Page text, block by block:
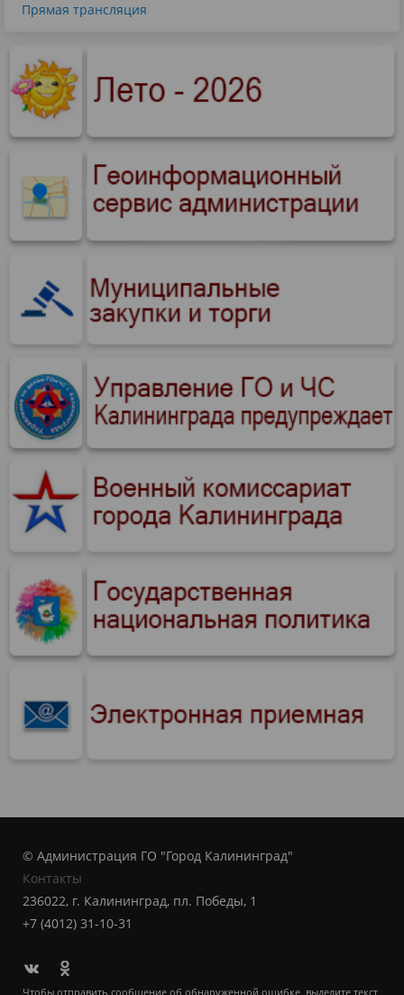
Прямая трансляция
© Администрация ГО "Город Калининград"
Контакты
236022, г. Калининград, пл. Победы, 1
+7 (4012) 31-10-31
Чтобы отправить сообщение об обнаруженной ошибке, выделите текст